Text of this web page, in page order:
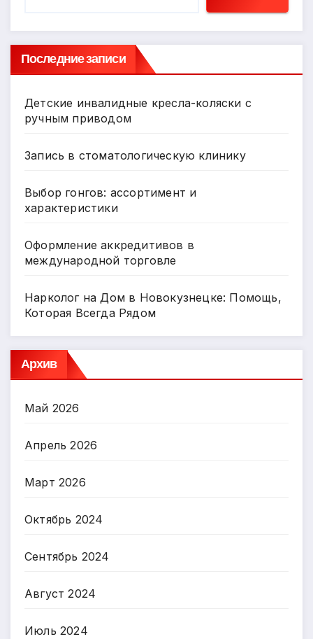
Последние записи
Детские инвалидные кресла-коляски с
ручным приводом
Запись в стоматологическую клинику
Выбор гонгов: ассортимент и
характеристики
Оформление аккредитивов в
международной торговле
Нарколог на Дом в Новокузнецке: Помощь,
Которая Всегда Рядом
Архив
Май 2026
Апрель 2026
Март 2026
Октябрь 2024
Сентябрь 2024
Август 2024
Июль 2024